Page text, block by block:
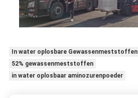
In water oplosbare Gewassenmeststoffen
52% gewassenmeststoffen
in water oplosbaar aminozurenpoeder